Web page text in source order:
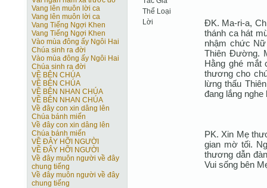
Vang lên muôn lời ca
Vang lên muôn lời ca
Vang Tiếng Ngợi Khen
Vang Tiếng Ngợi Khen
Vào mùa đông ấy Ngôi Hai
Chúa sinh ra đời
Vào mùa đông ấy Ngôi Hai
Chúa sinh ra đời
VỀ BÊN CHÚA
VỀ BÊN CHÚA
VỀ BÊN NHAN CHÚA
VỀ BÊN NHAN CHÚA
Về đây con xin dâng lên
Chúa bánh miến
Về đây con xin dâng lên
Chúa bánh miến
VỀ ĐÂY HỠI NGƯỜI
VỀ ĐÂY HỠI NGƯỜI
Về đây muôn người về đây
chung tiếng
Về đây muôn người về đây
chung tiếng
Thể Loại
Lời
ÐK. Ma-ri-a,
thánh ca hát
nhậm chức
Thiên Ðường.
Hằng ghé mắt
thương cho
lừng thấu
đang lắng nghe
PK. Xin Mẹ
gian mờ tối.
thương dẫn
Vui sống bên